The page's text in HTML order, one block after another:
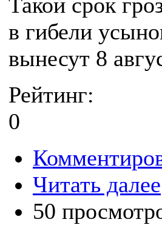
Такой срок
в гибели
вынесут 8
Рейтинг:
0
Читать далее
50